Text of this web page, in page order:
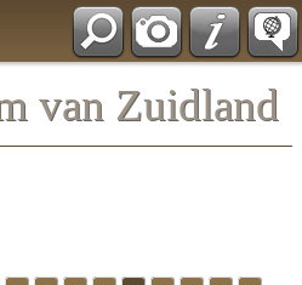
van Zuidland